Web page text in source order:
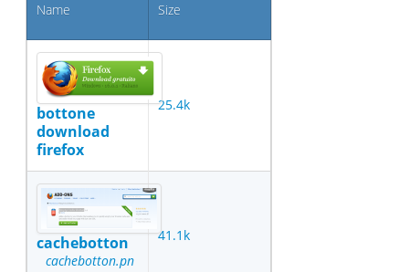
Name Size
bottone
download
firefox
25.4k
cachebotton
cachebotton.pn
41.1k